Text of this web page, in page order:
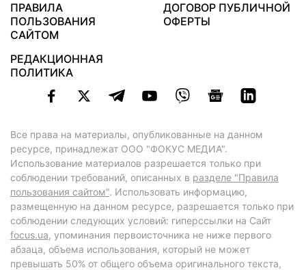
ПРАВИЛА
ПОЛЬЗОВАНИЯ
САЙТОМ
ДОГОВОР ПУБЛИЧНОЙ
ОФЕРТЫ
РЕДАКЦИОННАЯ
ПОЛИТИКА
Все права на материалы, опубликованные на данном
ресурсе, принадлежат ООО "ФОКУС МЕДИА".
Использование материалов разрешается только при
соблюдении требований, описанных в разделе "Правила
пользования сайтом". Использовать информацию,
размещенную на данном ресурсе, разрешается только при
соблюдении следующих условий: гиперссылки на Сайт
focus.ua, упоминания первоисточника не ниже первого
абзаца, объема использования, который не может
превышать 50% от общего объема оригинального текста,